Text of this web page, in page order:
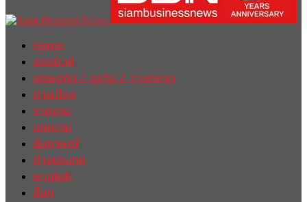
Home
ฮอตนิวส์
เศรษฐกิจ / ธุรกิจ / การตลาด
การเมือง
รายงาน
บทความ
สัมภาษณ์
ต่างประเทศ
english
อื่นๆ